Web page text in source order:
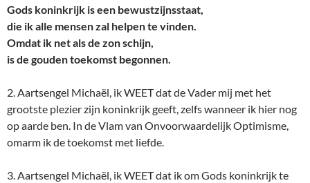
Gods koninkrijk is een bewustzijnsstaat,
die ik alle mensen zal helpen te vinden.
Omdat ik net als de zon schijn,
is de gouden toekomst begonnen.
2. Aartsengel Michaël, ik WEET dat de Vader mij met het
grootste plezier zijn koninkrijk geeft, zelfs wanneer ik hier nog
op aarde ben. In de Vlam van Onvoorwaardelijk Optimisme,
omarm ik de toekomst met liefde.
3. Aartsengel Michaël, ik WEET dat ik om Gods koninkrijk te